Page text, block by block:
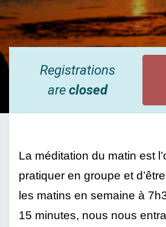
Registrations
areclosed
La méditation du matin est
pratiquer en groupe et
les matins en semaine à
15 minutes, nous nous